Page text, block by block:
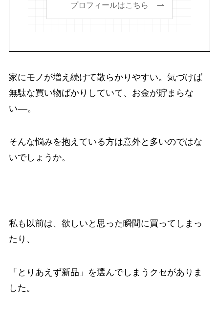
プロフィールはこちら
家にモノが増え続けて散らかりやすい。気づけば
無駄な買い物ばかりしていて、お金が貯まらな
い––。
そんな悩みを抱えている方は意外と多いのではな
いでしょうか。
私も以前は、欲しいと思った瞬間に買ってしまっ
たり、
「とりあえず新品」を選んでしまうクセがありま
した。